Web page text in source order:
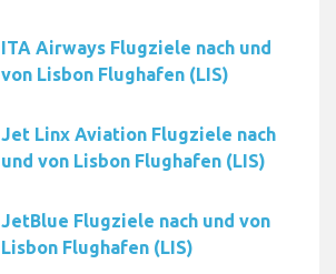
ITA Airways Flugziele nach und
von Lisbon Flughafen (LIS)
Jet Linx Aviation Flugziele nach
und von Lisbon Flughafen (LIS)
JetBlue Flugziele nach und von
Lisbon Flughafen (LIS)